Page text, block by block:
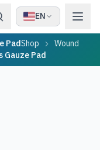
EN
PadShop
Wound
Gauze Pad